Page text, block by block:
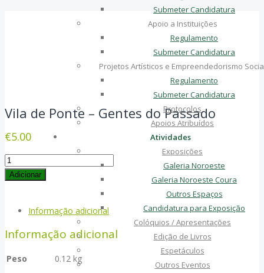
Submeter Candidatura
Apoio a Instituições
Regulamento
Submeter Candidatura
Projetos Artísticos e Empreendedorismo
Regulamento
Submeter Candidatura
Protocolos
Apoios Atribuídos
Atividades
Exposições
Galeria Noroeste
Galeria Noroeste Coura
Outros Espaços
Candidatura para Exposição
Colóquios / Apresentações
Edição de Livros
Espetáculos
Outros Eventos
Vila de Ponte – Gentes do Passado
€5.00
Quantidade
de
-
do
Adicionar
Informação adicional
Informação adicional
Peso 0.12 kg